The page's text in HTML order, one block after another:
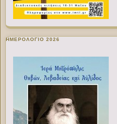
ΗΜΕΡΟΛΟΓΙΟ 2026